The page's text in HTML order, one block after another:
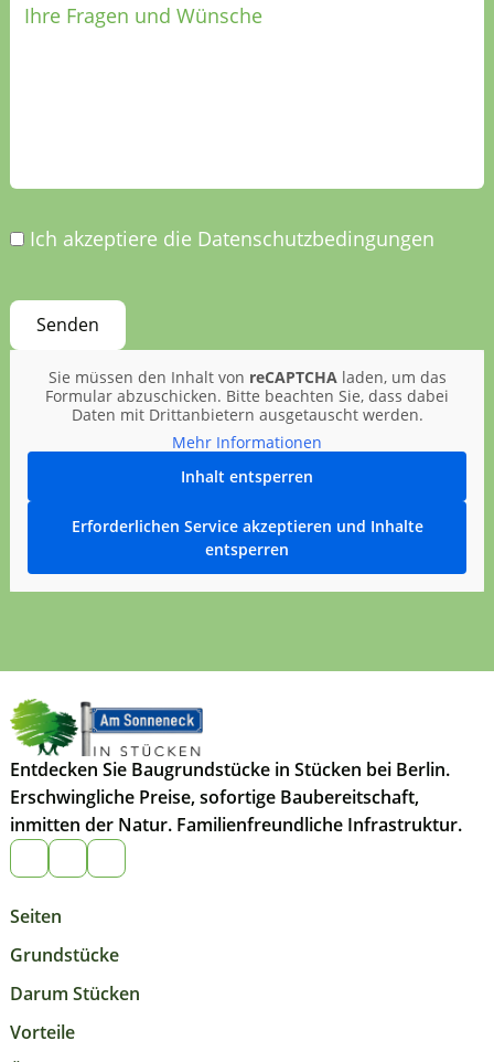
Ich akzeptiere die Datenschutzbedingungen
Sie müssen den Inhalt von reCAPTCHA laden, um das
Formular abzuschicken. Bitte beachten Sie, dass dabei
Daten mit Drittanbietern ausgetauscht werden.
Mehr Informationen
Inhalt entsperren
Erforderlichen Service akzeptieren und Inhalte
entsperren
Entdecken Sie Baugrundstücke in Stücken bei Berlin.
Erschwingliche Preise, sofortige Baubereitschaft,
inmitten der Natur. Familienfreundliche Infrastruktur.
Seiten
Grundstücke
Darum Stücken
Vorteile